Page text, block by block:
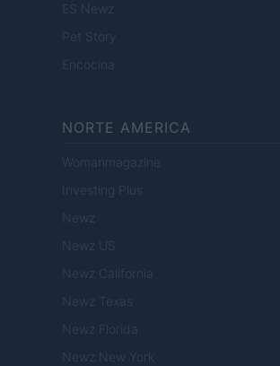
ES Newz
Pet Story
Encocina
NORTE AMERICA
Womanmagazine
Investing Plus
Newz
Newz US
Newz California
Newz Texas
Newz Florida
Newz New York